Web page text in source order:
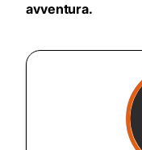
avventura.